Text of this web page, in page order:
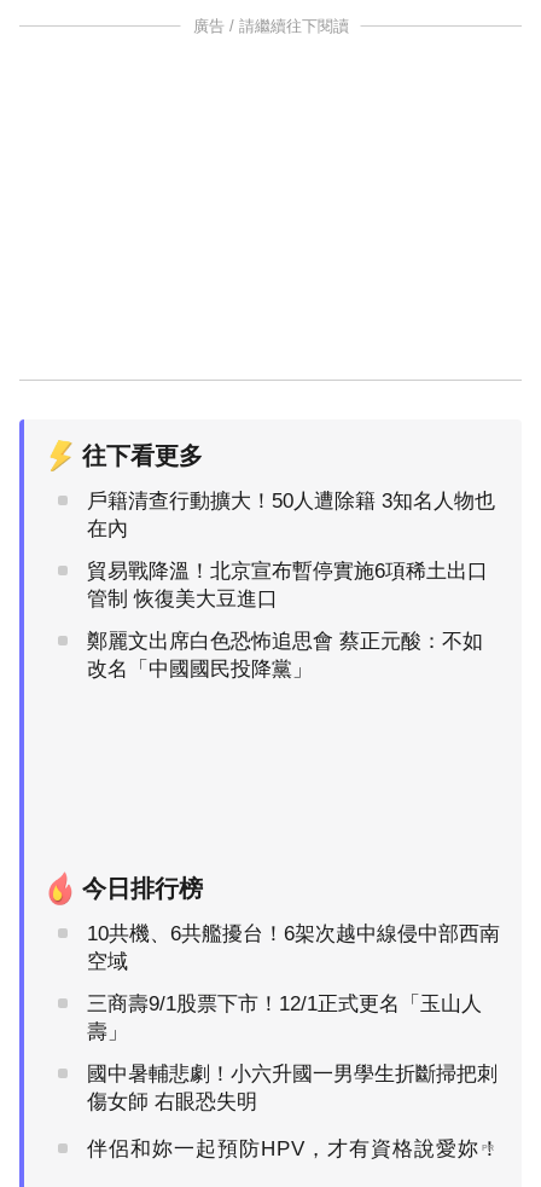
廣告 / 請繼續往下閱讀
往下看更多
戶籍清查行動擴大！50人遭除籍 3知名人物也
在內
貿易戰降溫！北京宣布暫停實施6項稀土出口
管制 恢復美大豆進口
鄭麗文出席白色恐怖追思會 蔡正元酸：不如
改名「中國國民投降黨」
今日排行榜
10共機、6共艦擾台！6架次越中線侵中部西南
空域
三商壽9/1股票下市！12/1正式更名「玉山人
壽」
國中暑輔悲劇！小六升國一男學生折斷掃把刺
傷女師 右眼恐失明
伴侶和妳一起預防HPV，才有資格說愛妳！
PR